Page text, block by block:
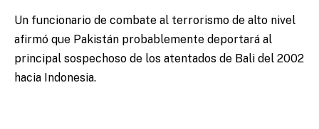
Un funcionario de combate al terrorismo de alto nivel
afirmó que Pakistán probablemente deportará al
principal sospechoso de los atentados de Bali del 2002
hacia Indonesia.